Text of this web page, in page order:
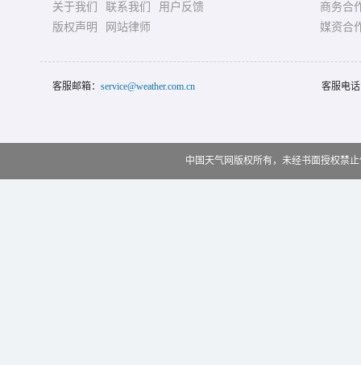
关于我们 联系我们
用户反馈
版权声明
网站律师
商务合
媒资合
客服邮箱： service@weather.com.cn 客服电
中国天气网版权所有，未经书面授权